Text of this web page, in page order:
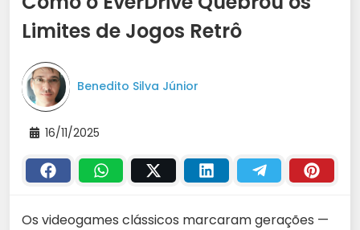
Limites de Jogos Retrô
Benedito Silva Júnior
16/11/2025
Os videogames clássicos marcaram gerações —